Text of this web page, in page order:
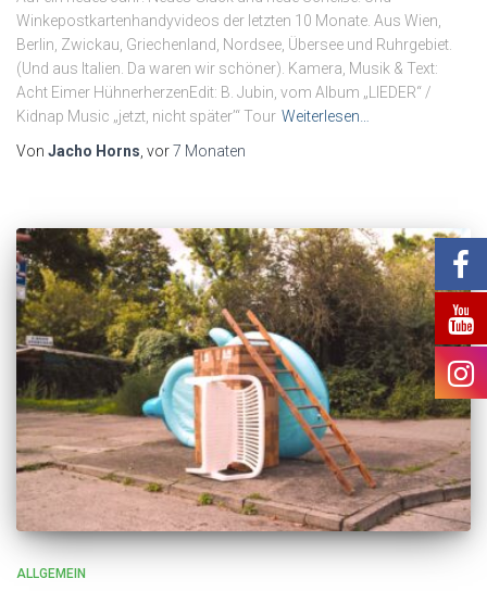
Winkepostkartenhandyvideos der letzten 10 Monate. Aus Wien,
Berlin, Zwickau, Griechenland, Nordsee, Übersee und Ruhrgebiet.
(Und aus Italien. Da waren wir schöner). Kamera, Musik & Text:
Acht Eimer HühnerherzenEdit: B. Jubin, vom Album „LIEDER“ /
Kidnap Music „jetzt, nicht später’“ Tour Weiterlesen…
Von Jacho Horns, vor7 Monaten
ALLGEMEIN